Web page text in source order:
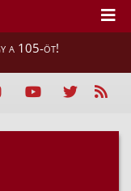
a 105-öt!